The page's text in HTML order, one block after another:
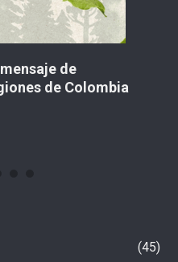
Iberoamérica plantea
política y busca crecer
45